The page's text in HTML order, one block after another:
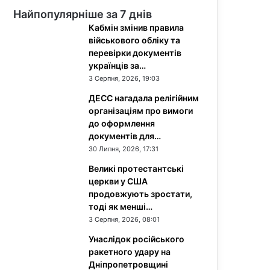
Найпопулярніше за 7 днів
Кабмін змінив правила
військового обліку та
перевірки документів
українців за…
3 Серпня, 2026, 19:03
ДЕСС нагадала релігійним
організаціям про вимоги
до оформлення
документів для…
30 Липня, 2026, 17:31
Великі протестантські
церкви у США
продовжують зростати,
тоді як менші…
3 Серпня, 2026, 08:01
Унаслідок російського
ракетного удару на
Дніпропетровщині